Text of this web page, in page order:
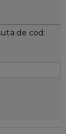
de cod: